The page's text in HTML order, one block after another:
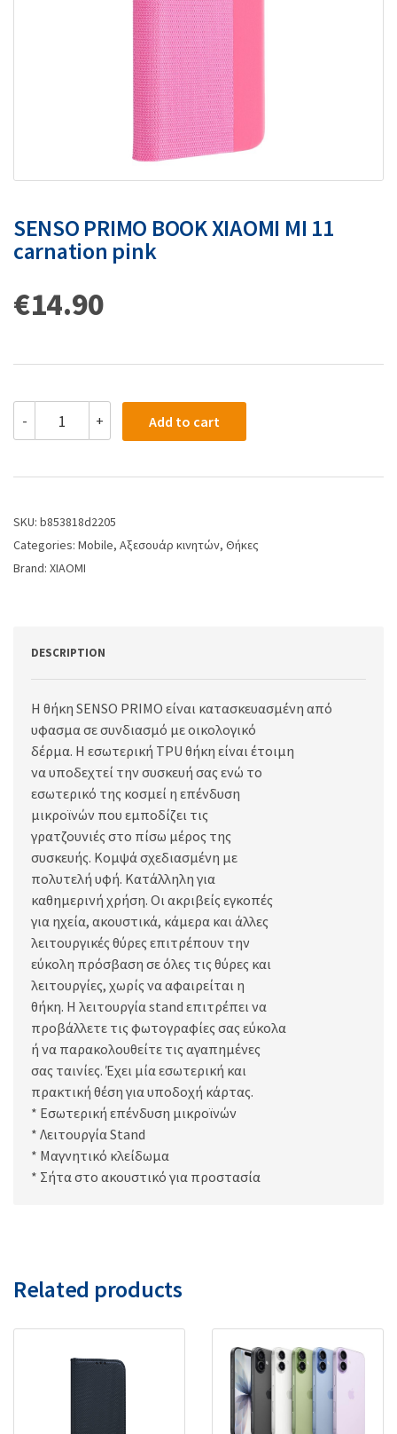
SENSO PRIMO BOOK XIAOMI MI 11
carnation pink
€14.90
- + Add to cart
SKU: b853818d2205
Categories: Mobile, Αξεσουάρ κινητών, Θήκες
Brand: XIAOMI
DESCRIPTION
Η θήκη SENSO PRIMO είναι κατασκευασμένη από
υφασμα σε συνδιασμό με οικολογικό
δέρμα. Η εσωτερική TPU θήκη είναι έτοιμη
να υποδεχτεί την συσκευή σας ενώ το
εσωτερικό της κοσμεί η επένδυση
μικροϊνών που εμποδίζει τις
γρατζουνιές στο πίσω μέρος της
συσκευής. Κομψά σχεδιασμένη με
πολυτελή υφή. Κατάλληλη για
καθημερινή χρήση. Οι ακριβείς εγκοπές
για ηχεία, ακουστικά, κάμερα και άλλες
λειτουργικές θύρες επιτρέπουν την
εύκολη πρόσβαση σε όλες τις θύρες και
λειτουργίες, χωρίς να αφαιρείται η
θήκη. Η λειτουργία stand επιτρέπει να
προβάλλετε τις φωτογραφίες σας εύκολα
ή να παρακολουθείτε τις αγαπημένες
σας ταινίες. Έχει μία εσωτερική και
πρακτική θέση για υποδοχή κάρτας.
* Εσωτερική επένδυση μικροϊνών
* Λειτουργία Stand
* Μαγνητικό κλείδωμα
* Σήτα στο ακουστικό για προστασία
Related products